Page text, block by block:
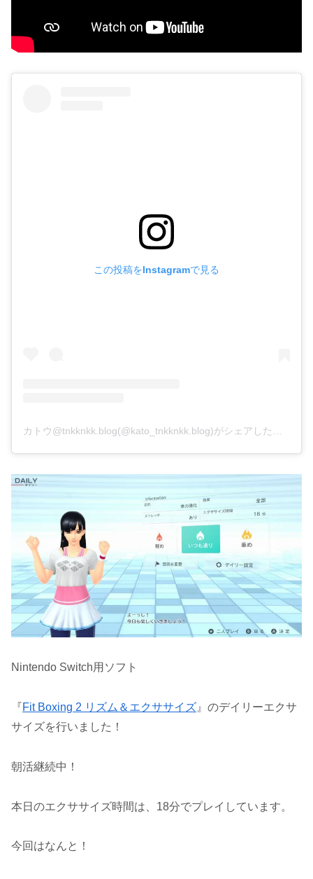
この投稿をInstagramで見る
Nintendo Switch用ソフト
『Fit Boxing 2 リズム＆エクササイズ 』のデイリーエクサ
サイズを行いました！
朝活継続中！
本日のエクササイズ時間は、18分でプレイしています。
今回はなんと！